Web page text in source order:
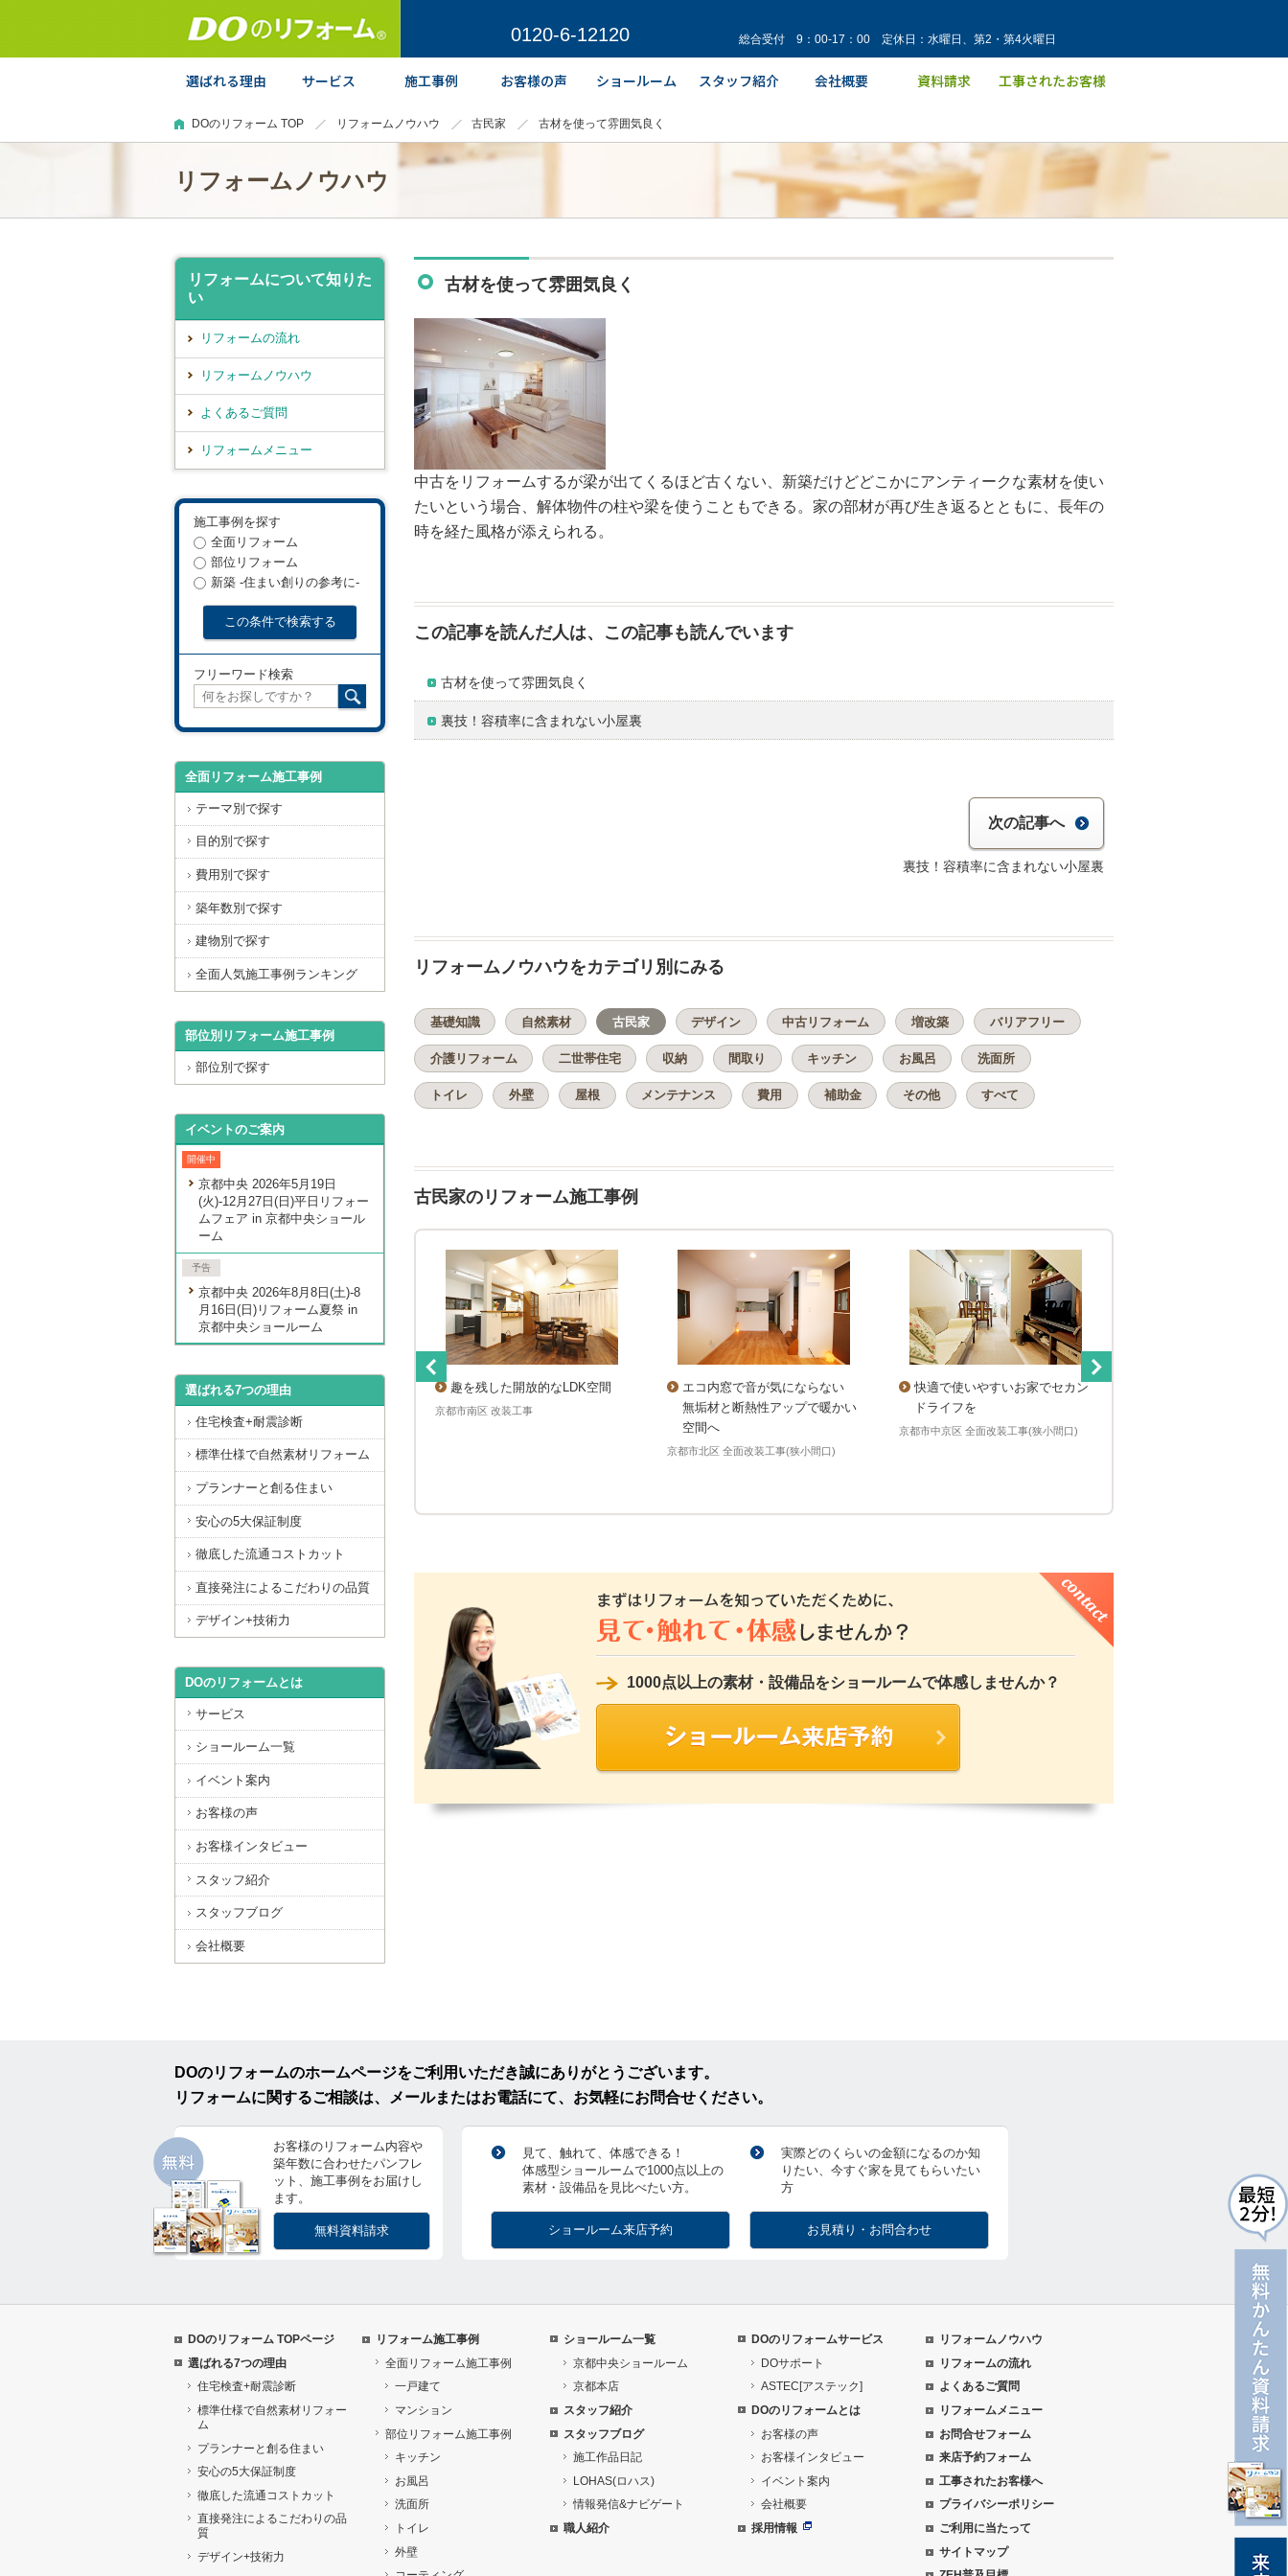
0120-6-12120 総合受付 9：00-17：00 定休日：水曜日、第2・第4火曜日
DOのリフォーム TOP リフォームノウハウ 古民家 古材を使って雰囲気良く
リフォームノウハウ
古材を使って雰囲気良く
中古をリフォームするが梁が出てくるほど古くない、新築だけどどこかにアンティークな素材を使い
たいという場合、解体物件の柱や梁を使うこともできる。家の部材が再び生き返るとともに、長年の
時を経た風格が添えられる。
この記事を読んだ人は、この記事も読んでいます
古材を使って雰囲気良く
裏技！容積率に含まれない小屋裏
次の記事へ
裏技！容積率に含まれない小屋裏
リフォームノウハウをカテゴリ別にみる
基礎知識 自然素材 古民家 デザイン 中古リフォーム 増改築 バリアフリー
介護リフォーム 二世帯住宅 収納 間取り キッチン お風呂 洗面所
トイレ 外壁 屋根 メンテナンス 費用 補助金 その他 すべて
古民家のリフォーム施工事例
格子が彩る、家族憩いのリビン
グ
京都府乙訓郡 改装工事（古民家）
趣を残した開放的なLDK空間
京都市南区 改装工事
エコ内窓で音が気にならない
無垢材と断熱性アップで暖かい
空間へ
京都市北区 全面改装工事(狭小間口)
快適で使いやすいお家でセカン
ドライフを
京都市中京区 全面改装工事(狭小間口)
1000点以上の素材・設備品をショールームで体感しませんか？
リフォームについて知りた
い
リフォームの流れ
リフォームノウハウ
よくあるご質問
リフォームメニュー
施工事例を探す
全面リフォーム
部位リフォーム
新築 -住まい創りの参考に-
フリーワード検索
全面リフォーム施工事例
テーマ別で探す
目的別で探す
費用別で探す
築年数別で探す
建物別で探す
全面人気施工事例ランキング
部位別リフォーム施工事例
部位別で探す
イベントのご案内
開催中
京都中央 2026年5月19日
(火)-12月27日(日)平日リフォー
ムフェア in 京都中央ショール
ーム
予告
京都中央 2026年8月8日(土)-8
月16日(日)リフォーム夏祭 in
京都中央ショールーム
選ばれる7つの理由
住宅検査+耐震診断
標準仕様で自然素材リフォーム
プランナーと創る住まい
安心の5大保証制度
徹底した流通コストカット
直接発注によるこだわりの品質
デザイン+技術力
DOのリフォームとは
サービス
ショールーム一覧
イベント案内
お客様の声
お客様インタビュー
スタッフ紹介
スタッフブログ
会社概要
DOのリフォームのホームページをご利用いただき誠にありがとうございます。
リフォームに関するご相談は、メールまたはお電話にて、お気軽にお問合せください。
お客様のリフォーム内容や
築年数に合わせたパンフレ
ット、施工事例をお届けし
ます。
無料資料請求
見て、触れて、体感できる！
体感型ショールームで1000点以上の
素材・設備品を見比べたい方。
ショールーム来店予約
実際どのくらいの金額になるのか知
りたい、今すぐ家を見てもらいたい
方
お見積り・お問合わせ
DOのリフォーム TOPページ
選ばれる7つの理由
住宅検査+耐震診断
標準仕様で自然素材リフォー
ム
プランナーと創る住まい
安心の5大保証制度
徹底した流通コストカット
直接発注によるこだわりの品
質
デザイン+技術力
リフォーム施工事例
全面リフォーム施工事例
一戸建て
マンション
部位リフォーム施工事例
キッチン
お風呂
洗面所
トイレ
外壁
ショールーム一覧
京都中央ショールーム
京都本店
スタッフ紹介
スタッフブログ
施工作品日記
LOHAS(ロハス)
情報発信&ナビゲート
職人紹介
DOのリフォームサービス
DOサポート
ASTEC[アステック]
DOのリフォームとは
お客様の声
お客様インタビュー
イベント案内
会社概要
採用情報
リフォームノウハウ
リフォームの流れ
よくあるご質問
リフォームメニュー
お問合せフォーム
来店予約フォーム
工事されたお客様へ
プライバシーポリシー
ご利用に当たって
サイトマップ